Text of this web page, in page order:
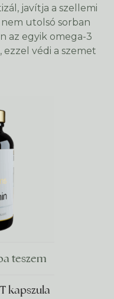
javítja a szellemi
utolsó sorban
az egyik omega-3
ezzel védi a szemet
kapszula
teszem